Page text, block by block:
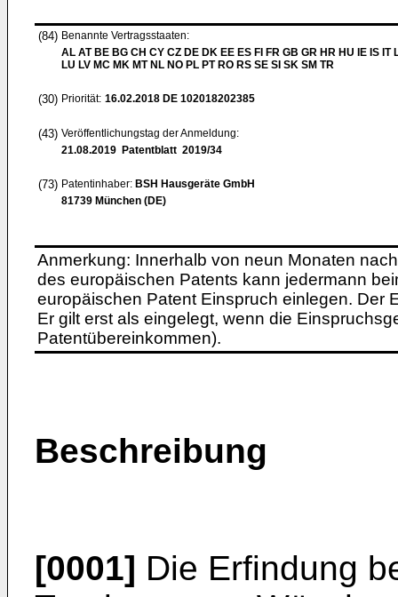
(84) Benannte Vertragsstaaten:
AL AT BE BG CH CY CZ DE DK EE ES FI FR GB GR HR HU IE IS IT
LU LV MC MK MT NL NO PL PT RO RS SE SI SK SM TR
(30) Priorität: 16.02.2018 DE 102018202385
(43) Veröffentlichungstag der Anmeldung:
21.08.2019 Patentblatt 2019/34
(73) Patentinhaber: BSH Hausgeräte GmbH
81739 München (DE)
Anmerkung: Innerhalb von neun Monaten
des europäischen Patents kann jedermann
europäischen Patent Einspruch einlegen. Der
Er gilt erst als eingelegt, wenn die
Patentübereinkommen).
Beschreibung
[0001] Die Erfindung